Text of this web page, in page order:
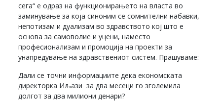
сега“ е одраз на функционирањето на власта во
заминување за која синоним се сомнителни набавки,
непотизам и дуализам во здравството кој што е
основа за самоволие и уцени, наместо
професионализам и промоција на проекти за
унапредување на здравствениот систем. Прашуваме:
Дали се точни информациите дека економската
директорка Иљази за два месеци го зголемила
долгот за два милиони денари?